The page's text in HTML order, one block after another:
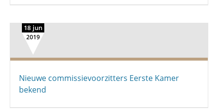
18 jun
2019
Nieuwe commissievoorzitters Eerste Kamer
bekend